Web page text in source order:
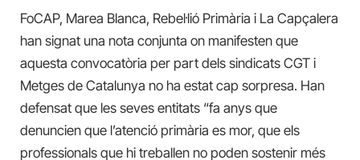
FoCAP, Marea Blanca, Rebel·lió Primària i La Capçalera
han signat una nota conjunta on manifesten que
aquesta convocatòria per part dels sindicats CGT i
Metges de Catalunya no ha estat cap sorpresa. Han
defensat que les seves entitats “fa anys que
denuncien que l’atenció primària es mor, que els
professionals que hi treballen no poden sostenir més